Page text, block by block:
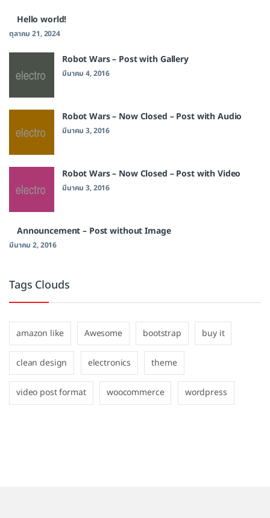
Hello world!
ตุลาคม 21, 2024
Robot Wars – Post with Gallery
มีนาคม 4, 2016
Robot Wars – Now Closed – Post with Audio
มีนาคม 3, 2016
Robot Wars – Now Closed – Post with Video
มีนาคม 3, 2016
Announcement – Post without Image
มีนาคม 2, 2016
Tags Clouds
amazon like Awesome bootstrap buy it
clean design electronics theme
video post format woocommerce wordpress